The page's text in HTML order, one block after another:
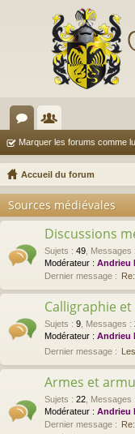
or
u
s
e
m
es
Marquer les forums comme
Accueil du forum
Sources médiévales
Discussions
Sujets : 49 Messages
Modérateur : Andrieu
Dernier message :
Calligraphie
Sujets : 9 Messages :
Modérateur : Andrieu
Dernier message :
Armes et
Sujets : 22 Messages
Modérateur : Andrieu
Dernier message :